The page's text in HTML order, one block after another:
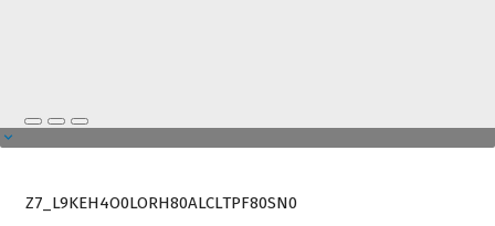
Z7_L9KEH4O0LORH80ALCLTPF80SN0